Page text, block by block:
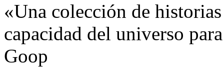
«Una colección de
capacidad del universo
Goop